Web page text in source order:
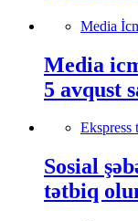
Media
Media
5 avqust
Ekspress
Sosial
tətbiq